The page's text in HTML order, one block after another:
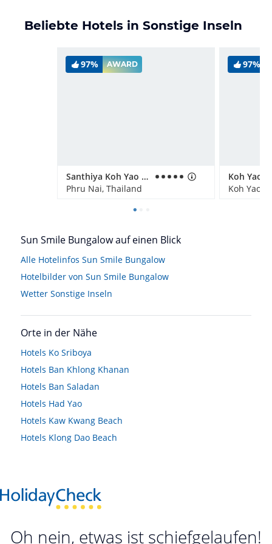
Beliebte Hotels in Sonstige Inseln
97% AWARD
Santhiya Koh Yao Yai Resort & Spa
Phru Nai, Thailand
97%
Koh Yao
Koh Yao
Sun Smile Bungalow auf einen Blick
Alle Hotelinfos Sun Smile Bungalow
Hotelbilder von Sun Smile Bungalow
Wetter Sonstige Inseln
Orte in der Nähe
Hotels Ko Sriboya
Hotels Ban Khlong Khanan
Hotels Ban Saladan
Hotels Had Yao
Hotels Kaw Kwang Beach
Hotels Klong Dao Beach
Oh nein, etwas ist schiefgelaufen!